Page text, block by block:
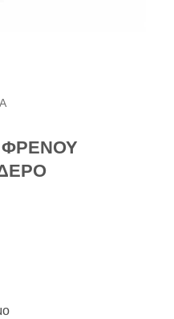
ΦΡΕΝΟΥ